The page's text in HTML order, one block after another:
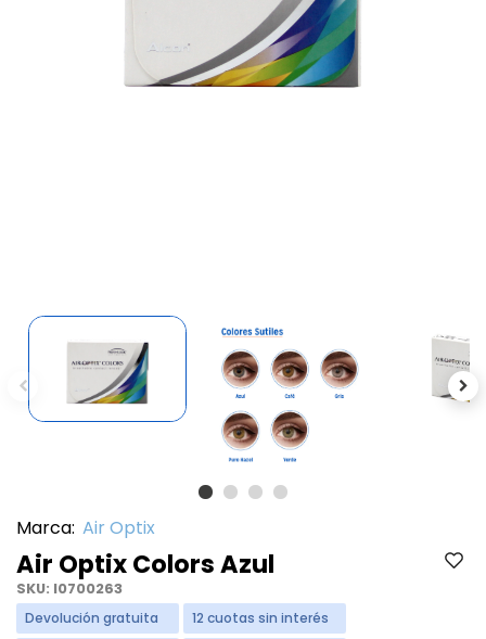
Previous
Marca: Air Optix
Air Optix Colors Azul
SKU: I0700263
Devolución gratuita
12 cuotas sin interés